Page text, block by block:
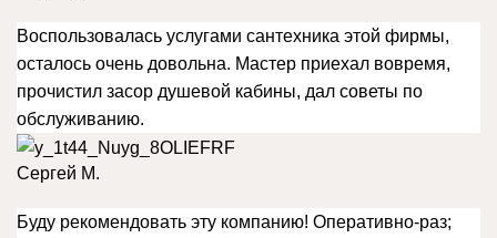
Воспользовалась услугами сантехника этой фирмы,
осталось очень довольна. Мастер приехал вовремя,
прочистил засор душевой кабины, дал советы по
обслуживанию.
Сергей М.
Буду рекомендовать эту компанию! Оперативно-раз;